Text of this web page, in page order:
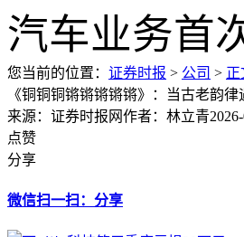
您当前的位置： 证券时报 > 公司 > 正
《铜铜铜锵锵锵锵锵》：当古老韵
来源：证券时报网作者：林立青
点赞
分享
微信扫一扫：分享